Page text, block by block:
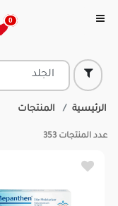
0
الرئيسية المنتجات
عدد المنتجات 353